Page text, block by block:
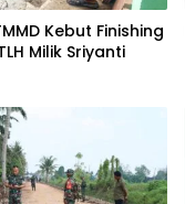
Kebut Finishing
Milik Sriyanti